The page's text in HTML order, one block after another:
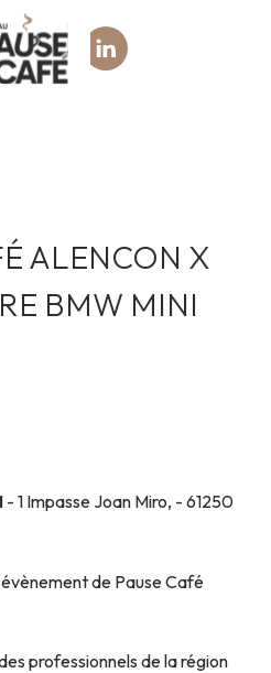
ALENCON X
BMW MINI
- 1 Impasse Joan Miro, - 61250
de Pause Café
professionnels de la région